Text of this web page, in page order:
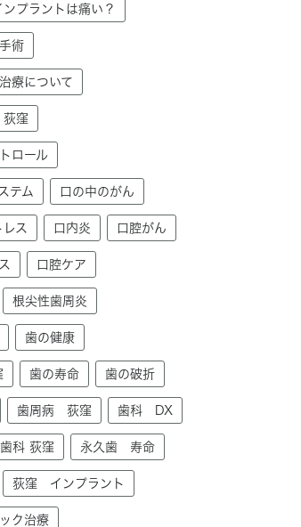
ンプラントは痛い？
術
療について
荻窪
ロール
テム 口の中のがん
ス 口内炎 口腔がん
口腔ケア
根尖性歯周炎
歯の健康
歯の寿命 歯の破折
歯周病 荻窪 歯科 DX
歯科 荻窪 永久歯 寿命
荻窪 インプラント
ク治療